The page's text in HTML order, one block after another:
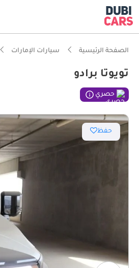
الصفحة الرئيسية سيارات الإمارات
تويوتا برادو
حصري
حفظ